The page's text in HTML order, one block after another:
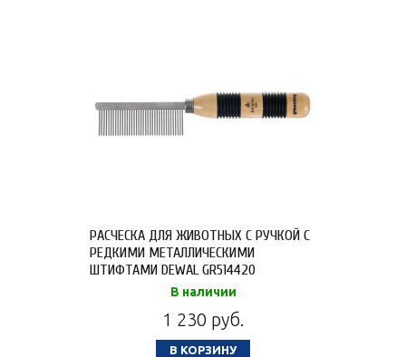
РАСЧЕСКА ДЛЯ ЖИВОТНЫХ С РУЧКОЙ С
РЕДКИМИ МЕТАЛЛИЧЕСКИМИ
ШТИФТАМИ DEWAL GR514420
В наличии
1 230 руб.
В КОРЗИНУ